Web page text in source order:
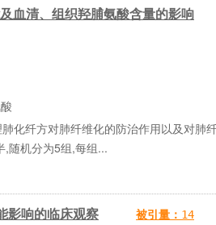
血清、组织羟脯氨酸含量的影响
化纤方对肺纤维化的防治作用以及对肺
随机分为5组,每组...
影响的临床观察 被引量： 14